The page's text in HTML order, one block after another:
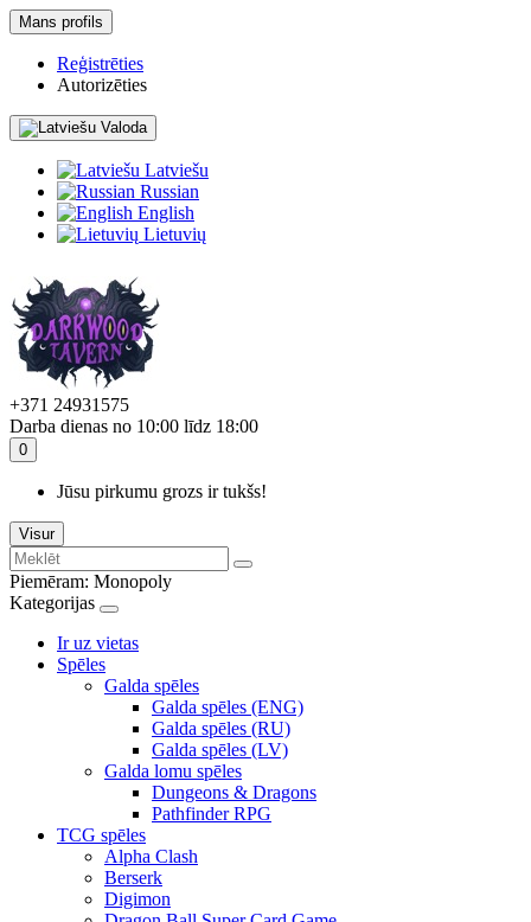
Mans profils
Reģistrēties
Autorizēties
Valoda
Latviešu
Russian
English
Lietuvių
+371 24931575
Darba dienas no 10:00 līdz 18:00
0
Jūsu pirkumu grozs ir tukšs!
Visur
Piemēram: Monopoly
Kategorijas
Ir uz vietas
Spēles
Galda spēles
Galda spēles (ENG)
Galda spēles (RU)
Galda spēles (LV)
Galda lomu spēles
Dungeons & Dragons
Pathfinder RPG
TCG spēles
Alpha Clash
Berserk
Digimon